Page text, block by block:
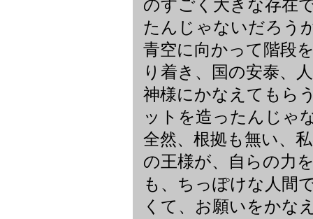
のすごく大きな存在
たんじゃないだろう
青空に向かって階段
り着き、国の安泰、
神様にかなえてもら
ットを造ったんじゃ
全然、根拠も無い、
の王様が、自らの力
も、ちっぽけな人間
くて、お願いをかな